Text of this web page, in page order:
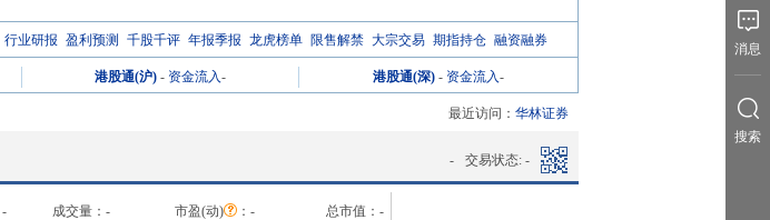
行业研报 盈利预测 千股千评 年报季报 龙虎榜单 限售解禁 大宗交易 期指持仓 融资融券
港股通(沪) - 资金流入- 港股通(深) - 资金流入-
最近访问： 华林证券
- 交易状态: -
- 成交量： - 市盈(动) ： - 总市值： -
消息
搜索